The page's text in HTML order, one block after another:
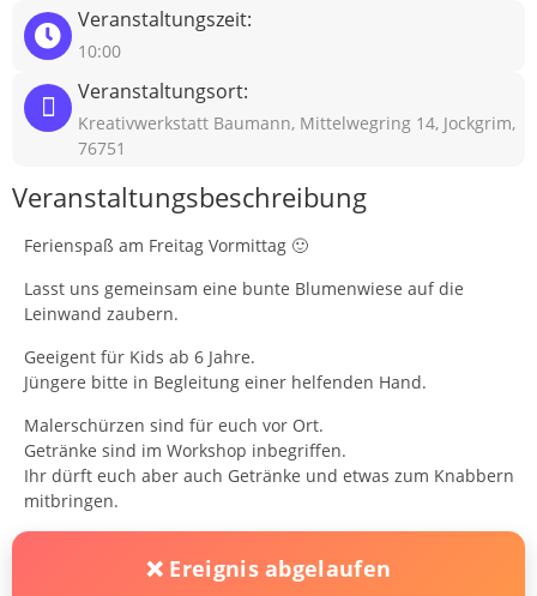
Veranstaltungszeit:
10:00
Veranstaltungsort:
Kreativwerkstatt Baumann, Mittelwegring 14, Jockgrim,
76751
Veranstaltungsbeschreibung
Ferienspaß am Freitag Vormittag 🙂
Lasst uns gemeinsam eine bunte Blumenwiese auf die
Leinwand zaubern.
Geeigent für Kids ab 6 Jahre.
Jüngere bitte in Begleitung einer helfenden Hand.
Malerschürzen sind für euch vor Ort.
Getränke sind im Workshop inbegriffen.
Ihr dürft euch aber auch Getränke und etwas zum Knabbern
mitbringen.
❌ Ereignis abgelaufen